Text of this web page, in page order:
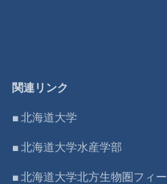
関連リンク
■ 北海道大学
■ 北海道大学水産学部
■ 北海道大学北方生物圏フィー